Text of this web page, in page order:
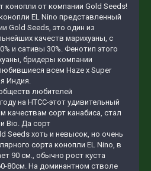
конопли от компании Gold Seeds!
EL Nino представленный
Gold Seeds, это один из
качеств марихуаны, с
и сативы 30%. Фенотип этого
бридеры компании
всем Haze x Super
Индия.
любителей
на НТСС-этот удивительный
качествам сорт канабиса, стал
Вio. Да сорт
Seeds хоть и невысок, но очень
сорта конопли EL Nino, в
90 см., обычно рост куста
80см. На доминантном стволе